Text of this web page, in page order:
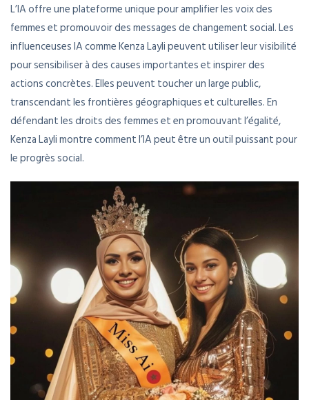
L’IA offre une plateforme unique pour amplifier les voix des
femmes et promouvoir des messages de changement social. Les
influenceuses IA comme Kenza Layli peuvent utiliser leur visibilité
pour sensibiliser à des causes importantes et inspirer des
actions concrètes. Elles peuvent toucher un large public,
transcendant les frontières géographiques et culturelles. En
défendant les droits des femmes et en promouvant l’égalité,
Kenza Layli montre comment l’IA peut être un outil puissant pour
le progrès social.